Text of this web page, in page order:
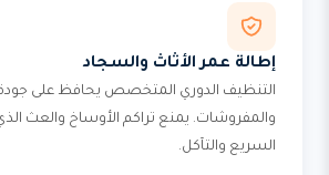
إطالة عمر الأثاث والسجاد
التنظيف الدوري المتخصص يحافظ على جودة
والمفروشات. يمنع تراكم الأوساخ والعث
السريع والتآكل.